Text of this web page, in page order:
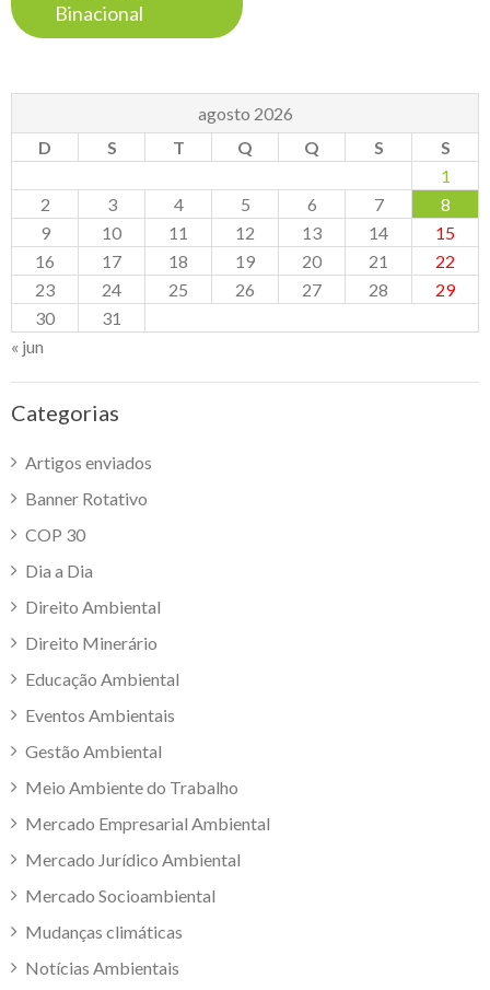
Binacional
agosto 2026
D
S T Q Q S
S
1
2
3 4 5 6 7
8
9
10 11 12 13 14
15
16
17 18 19 20 21
22
23
24 25 26 27 28
29
30
31
« jun
Categorias
Artigos enviados
Banner Rotativo
COP 30
Dia a Dia
Direito Ambiental
Direito Minerário
Educação Ambiental
Eventos Ambientais
Gestão Ambiental
Meio Ambiente do Trabalho
Mercado Empresarial Ambiental
Mercado Jurídico Ambiental
Mercado Socioambiental
Mudanças climáticas
Notícias Ambientais